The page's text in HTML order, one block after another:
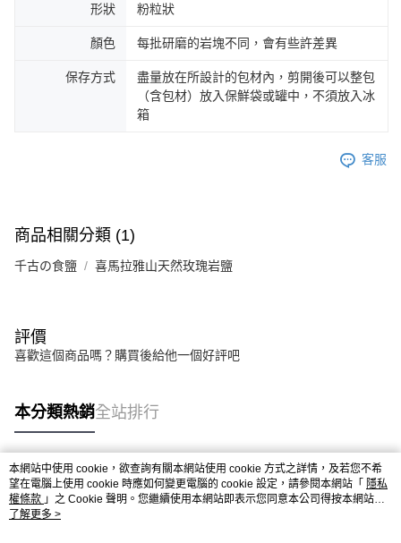
形狀 粉粒狀
顏色 每批研磨的岩塊不同，會有些許差異
保存方式
盡量放在所設計的包材內，剪開後可以整包
（含包材）放入保鮮袋或罐中，不須放入冰
箱
客服
商品相關分類 (1)
千古の食鹽 喜馬拉雅山天然玫瑰岩鹽
評價
喜歡這個商品嗎？購買後給他一個好評吧
本分類熱銷全站排行
熱門標籤
本網站中使用 cookie，欲查詢有關本網站使用 cookie 方式之詳情，及若您不希
望在電腦上使用 cookie 時應如何變更電腦的 cookie 設定，請參閱本網站「 隱私
權條款 」之 Cookie 聲明。您繼續使用本網站即表示您同意本公司得按本網站使
用條款之 Cookie 聲明使用 cookie。
了解更多 >